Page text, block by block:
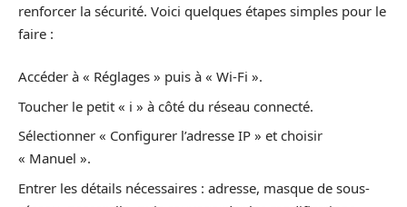
renforcer la sécurité. Voici quelques étapes simples pour le
faire :
Accéder à « Réglages » puis à « Wi-Fi ».
Toucher le petit « i » à côté du réseau connecté.
Sélectionner « Configurer l’adresse IP » et choisir
« Manuel ».
Entrer les détails nécessaires : adresse, masque de sous-